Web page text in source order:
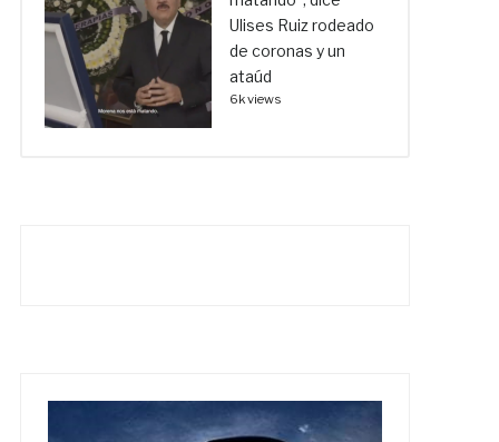
Ulises Ruiz rodeado
de coronas y un
ataúd
6k views